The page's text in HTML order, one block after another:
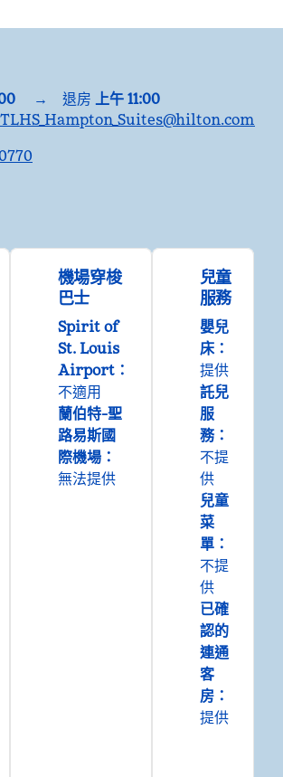
→ 退房 上午 11:00
機場穿梭
巴士
Spirit of
St. Louis
Airport：
不適用
蘭伯特-聖
路易斯國
際機場：
無法提供
兒童
服務
嬰兒
床：
提供
託兒
服
務：
不提
供
兒童
菜
單：
不提
供
已確
認的
連通
客
房：
提供